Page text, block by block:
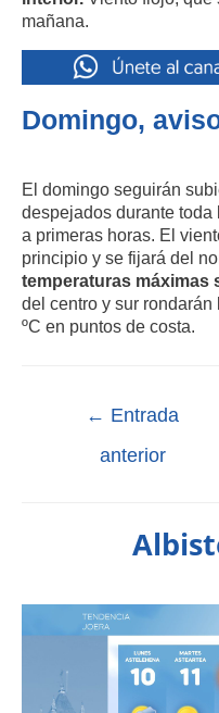
mañana.
Domingo,
El domingo seguirán
despejados durante
a primeras horas. El
principio y se fijará del
temperaturas máximas
del centro y sur
ºC en puntos de costa.
← Entrada
anterior